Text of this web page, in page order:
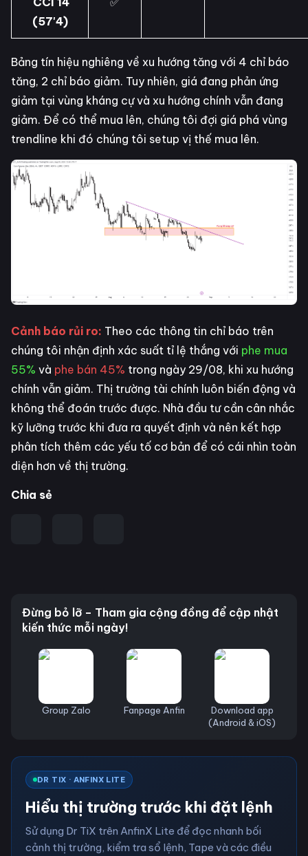
(57'4)
Bảng tín hiệu nghiêng về xu hướng tăng với 4 chỉ báo
tăng, 2 chỉ báo giảm. Tuy nhiên, giá đang phản ứng
giảm tại vùng kháng cự và xu hướng chính vẫn đang
giảm. Để có thể mua lên, chúng tôi đợi giá phá vùng
trendline khi đó chúng tôi setup vị thế mua lên.
Cảnh báo rủi ro: Theo các thông tin chỉ báo trên
chúng tôi nhận định xác suất tỉ lệ thắng với phe mua
55% và phe bán 45% trong ngày 29/08, khi xu hướng
chính vẫn giảm. Thị trường tài chính luôn biến động và
không thể đoán trước được. Nhà đầu tư cần cân nhắc
kỹ lưỡng trước khi đưa ra quyết định và nên kết hợp
phân tích thêm các yếu tố cơ bản để có cái nhìn toàn
diện hơn về thị trường.
Chia sẻ
Đừng bỏ lỡ – Tham gia cộng đồng để cập nhật
kiến thức mỗi ngày!
Group Zalo Fanpage Anfin
Download app
(Android & iOS)
DR TIX · ANFINX LITE
Hiểu thị trường trước khi đặt lệnh
Sử dụng Dr TiX trên AnfinX Lite để đọc nhanh bối
cảnh thị trường, kiểm tra sổ lệnh, Tape và các điều